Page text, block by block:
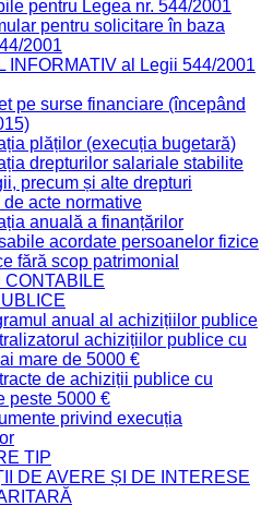
pentru Legea nr. 544/2001
pentru solicitare în baza
2001
INFORMATIV al Legii 544/2001
pe surse financiare (începând
plăților (execuția bugetară)
drepturilor salariale stabilite
precum și alte drepturi
de acte normative
anuală a finanțărilor
acordate persoanelor fizice
fără scop patrimonial
CONTABILE
anual al achizițiilor publice
achizițiilor publice cu
mare de 5000 €
de achiziții publice cu
peste 5000 €
privind execuția
TIP
DE AVERE ȘI DE INTERESE